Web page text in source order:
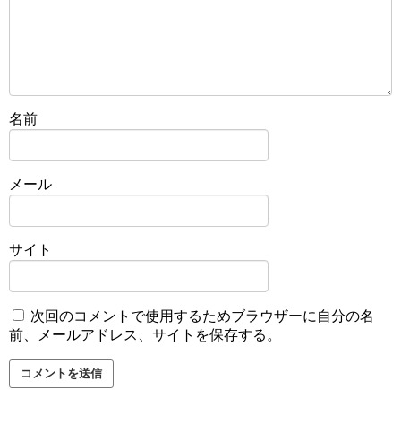
名前
メール
サイト
次回のコメントで使用するためブラウザーに自分の名
前、メールアドレス、サイトを保存する。